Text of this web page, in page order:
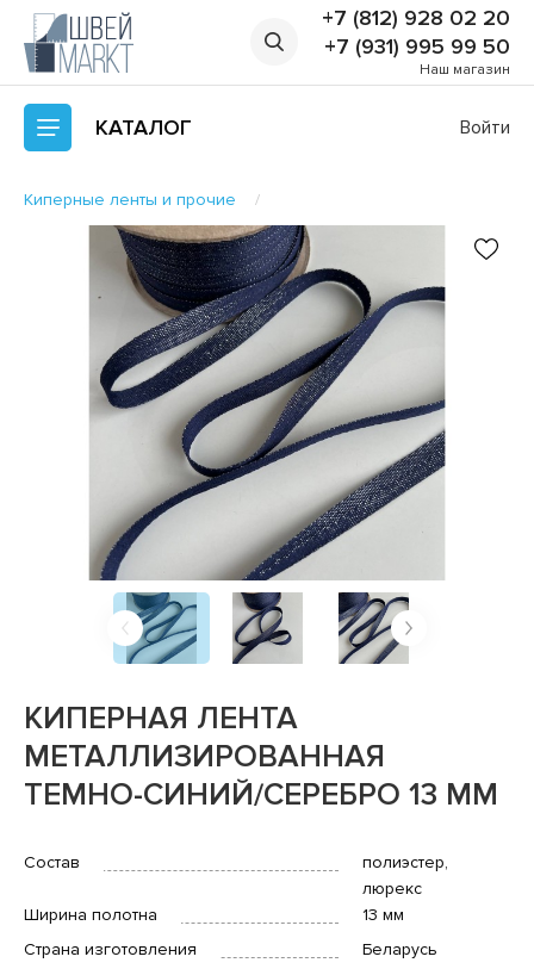
+7 (812) 928 02 20
+7 (931) 995 99 50
Наш магазин
КАТАЛОГ Войти
Киперные ленты и прочие
КИПЕРНАЯ ЛЕНТА
МЕТАЛЛИЗИРОВАННАЯ
ТЕМНО-СИНИЙ/СЕРЕБРО 13 ММ
Состав
полиэстер,
люрекс
Ширина полотна
13 мм
Страна изготовления
Беларусь